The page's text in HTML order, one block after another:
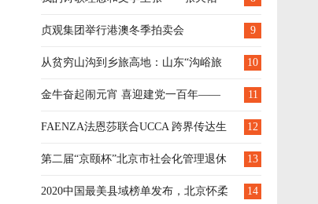
9
贞观集团举行港澳冬季拍卖会
10
从贫穷山沟到乡旅高地：山东“沟峪旅
游经济”的崛起 11
金牛奋起闹元宵 喜迎建党一百年——
经开区教文体局元宵节文化汇演专场活动隆重
举行
12
FAENZA法恩莎联合UCCA 跨界传达生
活与艺术融合之美 13
第二届“京颐杯”北京市社会化管理退休
人员书法绘画摄影作品展 投票正式开始！ 14
2020中国最美县域榜单发布，北京怀柔